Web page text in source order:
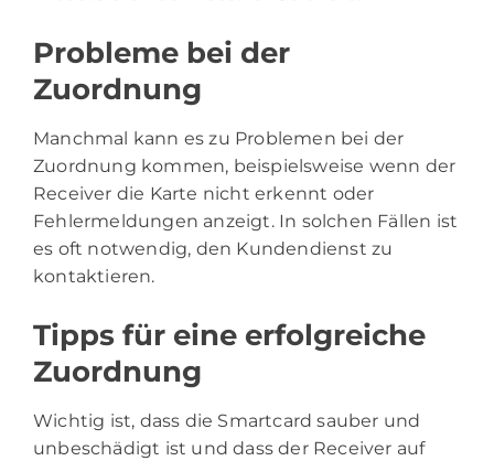
Probleme bei der
Zuordnung
Manchmal kann es zu Problemen bei der
Zuordnung kommen, beispielsweise wenn der
Receiver die Karte nicht erkennt oder
Fehlermeldungen anzeigt. In solchen Fällen ist
es oft notwendig, den Kundendienst zu
kontaktieren.
Tipps für eine erfolgreiche
Zuordnung
Wichtig ist, dass die Smartcard sauber und
unbeschädigt ist und dass der Receiver auf